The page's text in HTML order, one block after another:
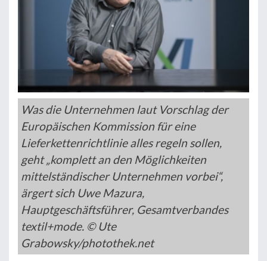
Was die Unternehmen laut Vorschlag der
Europäischen Kommission für eine
Lieferkettenrichtlinie alles regeln sollen,
geht „komplett an den Möglichkeiten
mittelständischer Unternehmen vorbei“,
ärgert sich Uwe Mazura,
Hauptgeschäftsführer, Gesamtverbandes
textil+mode. © Ute
Grabowsky/photothek.net